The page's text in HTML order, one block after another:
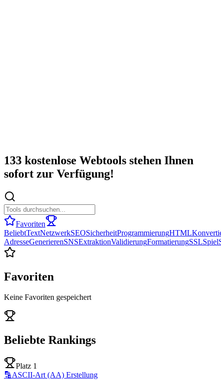
133 kostenlose Webtools stehen Ihnen
sofort zur Verfügung!
Favoriten
BeliebtTextNetzwerkSEOSicherheitProgrammierungHTML
AdresseGenerierenSNSExtraktionValidierungFormatierungSSLSpiel
Favoriten
Keine Favoriten gespeichert
Beliebte Rankings
Platz 1
🔡ASCII-Art (AA) Erstellung